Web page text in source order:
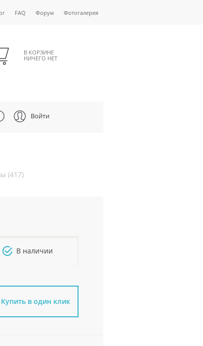
FAQ Форум Фотогалерея
В КОРЗИНЕ
НИЧЕГО НЕТ
Войти
(417)
В наличии
Купить в один клик